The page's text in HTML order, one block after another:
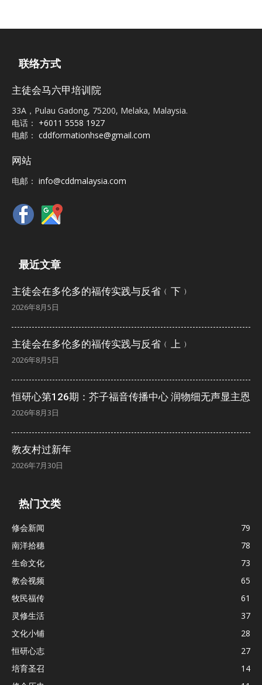
联络方式
主徒会马六甲培训院
33A，Pulau Gadong, 75200, Melaka, Malaysia.
电话： +6011 5558 1927
电邮： cddformationhse@gmail.com
网站
电邮： info@cddmalaysia.com
最近文章
主徒会在多伦多的福传实践与反省﹙下﹚
2026年8月5日
主徒会在多伦多的福传实践与反省﹙上﹚
2026年8月5日
恒研心第126期：芥子福音传播中心 润物细无声显主恩
2026年8月3日
教友村过新年
2026年7月30日
热门文类
修会新闻
79
南洋拾穗
78
生命文化
73
教会视频
65
牧民福传
61
灵修生活
37
文化小铺
28
恒研心志
27
培育圣召
14